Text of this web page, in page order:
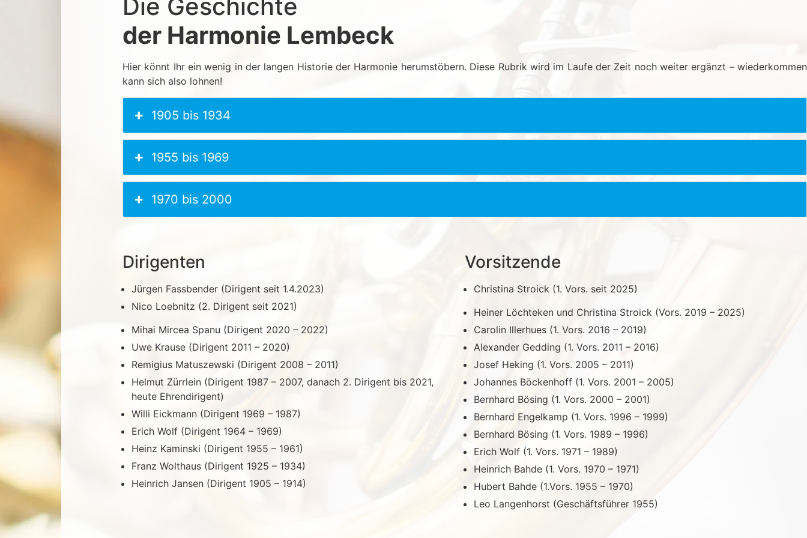
Die Geschichte
der Harmonie Lembeck
Hier könnt Ihr ein wenig in der langen Historie der Harmonie herumstöbern. Diese Rubrik wird im Laufe der Zeit noch weiter ergänzt – wiederkommen
kann sich also lohnen!
1905 bis 1934
1955 bis 1969
1970 bis 2000
Dirigenten
Jürgen Fassbender (Dirigent seit 1.4.2023)
Nico Loebnitz (2. Dirigent seit 2021)
Mihai Mircea Spanu (Dirigent 2020 – 2022)
Uwe Krause (Dirigent 2011 – 2020)
Remigius Matuszewski (Dirigent 2008 – 2011)
Helmut Zürrlein (Dirigent 1987 – 2007, danach 2. Dirigent bis 2021,
heute Ehrendirigent)
Willi Eickmann (Dirigent 1969 – 1987)
Erich Wolf (Dirigent 1964 – 1969)
Heinz Kaminski (Dirigent 1955 – 1961)
Franz Wolthaus (Dirigent 1925 – 1934)
Heinrich Jansen (Dirigent 1905 – 1914)
Vorsitzende
Christina Stroick (1. Vors. seit 2025)
Heiner Löchteken und Christina Stroick (Vors. 2019 – 2025)
Carolin Illerhues (1. Vors. 2016 – 2019)
Alexander Gedding (1. Vors. 2011 – 2016)
Josef Heking (1. Vors. 2005 – 2011)
Johannes Böckenhoff (1. Vors. 2001 – 2005)
Bernhard Bösing (1. Vors. 2000 – 2001)
Bernhard Engelkamp (1. Vors. 1996 – 1999)
Bernhard Bösing (1. Vors. 1989 – 1996)
Erich Wolf (1. Vors. 1971 – 1989)
Heinrich Bahde (1. Vors. 1970 – 1971)
Hubert Bahde (1.Vors. 1955 – 1970)
Leo Langenhorst (Geschäftsführer 1955)